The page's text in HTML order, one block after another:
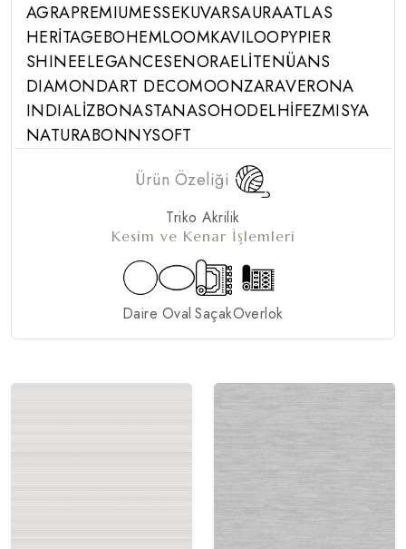
AGRAPREMIUMESSEKUVARSAURAATLAS
HERİTAGEBOHEMLOOMKAVILOOPYPIER
SHINEELEGANCESENORAELİTENÜANS
DIAMONDART DECOMOONZARAVERONA
INDIALİZBONASTANASOHODELHİFEZMISYA
NATURABONNYSOFT
Ürün Özeliği
Triko Akrilik
Kesim ve Kenar İşlemleri
Daire Oval SaçakOverlok